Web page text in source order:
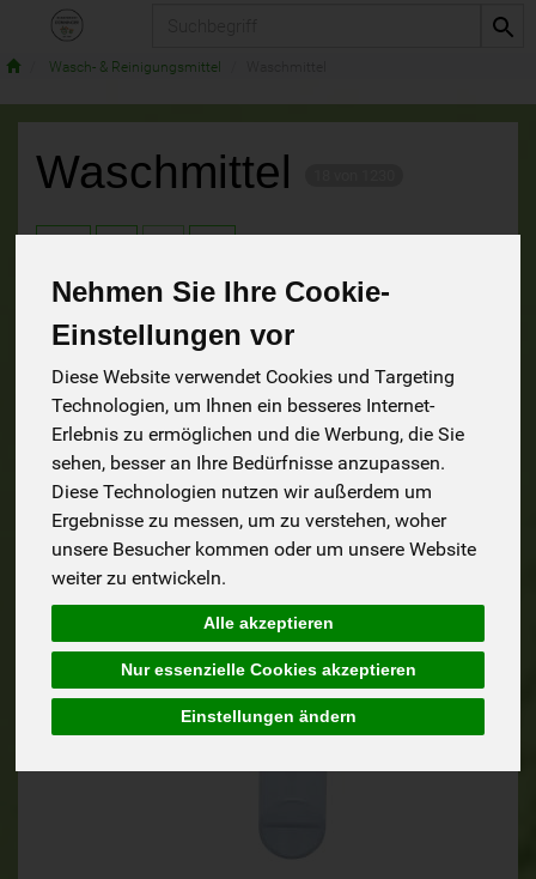
Nehmen Sie Ihre Cookie-
Einstellungen vor
Diese Website verwendet Cookies und Targeting
Technologien, um Ihnen ein besseres Internet-
Erlebnis zu ermöglichen und die Werbung, die Sie
sehen, besser an Ihre Bedürfnisse anzupassen.
Diese Technologien nutzen wir außerdem um
Ergebnisse zu messen, um zu verstehen, woher
unsere Besucher kommen oder um unsere Website
weiter zu entwickeln.
Alle akzeptieren
Nur essenzielle Cookies akzeptieren
Einstellungen ändern
Wasch- & Reinigungsmittel
Waschmittel